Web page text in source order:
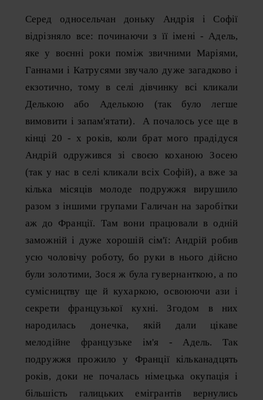
Серед односельчан доньку Андрія і Софії
відрізняло все: починаючи з її імені - Адель,
яке у воєнні роки поміж звичними Маріями,
Ганнами і Катрусями звучало дуже загадково і
екзотично, тому в селі дівчинку всі кликали
Делькою або Аделькою (так було легше
вимовити і запам'ятати). А почалось усе ще в
кінці 20 - х років, коли брат мого прадідуся
Андрій одружився зі своєю коханою Зосею
(так у нас в селі кликали всіх Софій), а вже за
кілька місяців молоде подружжя вирушило
разом з іншими групами Галичан на заробітки
аж до Франції. Там вони працювали в одній
заможній і дуже хорошій сім'ї: Андрій робив
усю чоловічу роботу, бо руки в нього дійсно
були золотими, Зося ж була гувернанткою, а по
сумісництву ще й кухаркою, освоюючи ази і
секрети французької кухні. Згодом в них
народилась донечка, якій дали цікаве
мелодійне французьке ім'я - Адель. Так
подружжя прожило у Франції кільканадцять
років, доки не почалась німецька окупація і
більшість галицьких емігрантів вернулись